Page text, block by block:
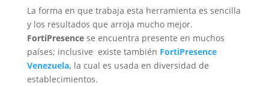
La forma en que trabaja esta herramienta es sencilla
y los resultados que arroja mucho mejor.
FortiPresence se encuentra presente en muchos
países; inclusive existe también FortiPresence
Venezuela, la cual es usada en diversidad de
establecimientos.